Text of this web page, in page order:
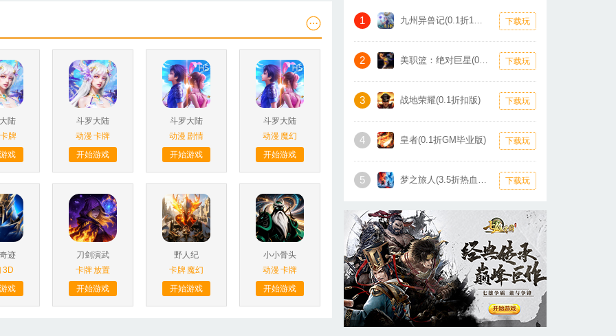
陆
卡牌
戏
斗罗大陆
动漫 卡牌
开始游戏
斗罗大陆
动漫 剧情
开始游戏
斗罗大陆
动漫 魔幻
开始游戏
迹
3D
戏
刀剑演武
卡牌放置
开始游戏
野人纪
卡牌 魔幻
开始游戏
小小骨头
动漫 卡牌
开始游戏
1 九州异兽记(0.1折1W免费版) 下载玩
2 美职篮：绝对巨星(0.1折卡牌) 下载玩
3 战地荣耀(0.1折扣版) 下载玩
4 皇者(0.1折GM毕业版) 下载玩
5 梦之旅人(3.5折热血霸业) 下载玩